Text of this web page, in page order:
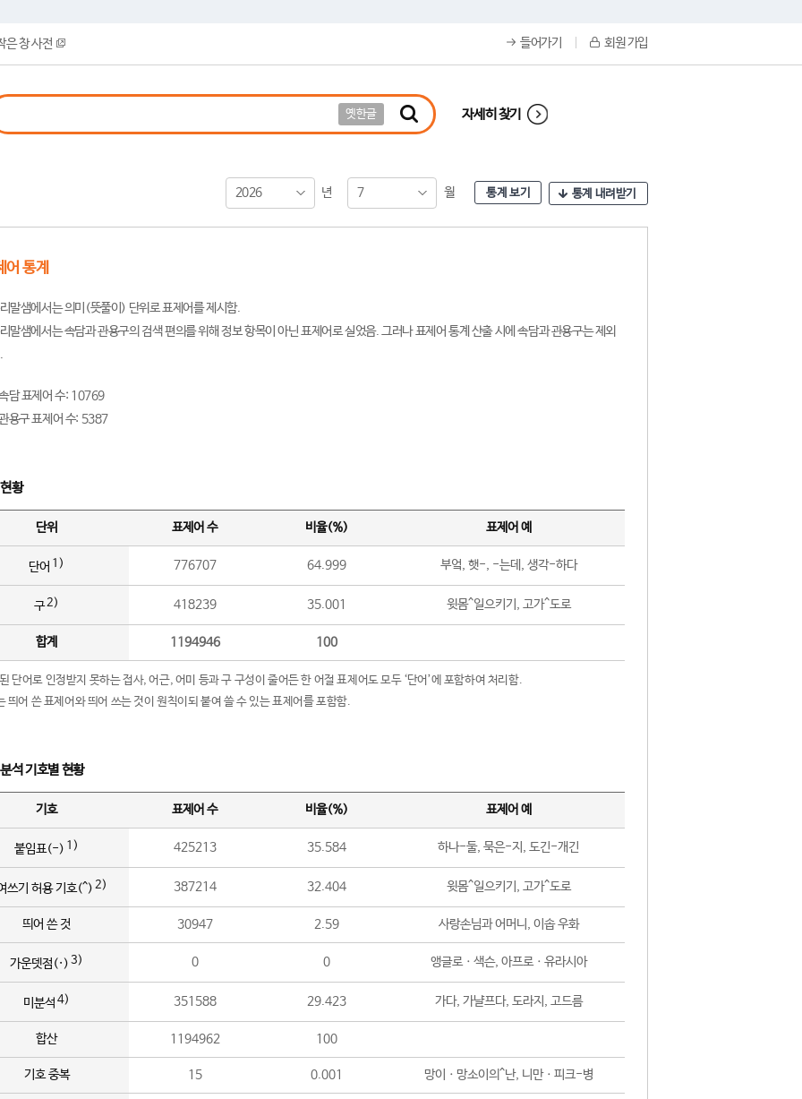
은 창 사전 들어가기 회원 가입
옛한글 자세히 찾기
2026 년 7 월 통계 보기 통계 내려받기
어 통계
말샘에서는 의미(뜻풀이) 단위로 표제어를 제시함.
말샘에서는 속담과 관용구의 검색 편의를 위해 정보 항목이 아닌 표제어로 실었음. 그러나 표제어 통계 산출 시에 속담과 관용구는 제외
담 표제어 수: 10769
용구 표제어 수: 5387
황
단위 표제어 수 비율(%) 표제어 예
단어 1) 776707 64.999 부엌, 햇-, -는데, 생각-하다
구2) 418239 35.001 윗몸^일으키기, 고가^도로
합계 1194946 100
단어로 인정받지 못하는 접사, 어근, 어미 등과 구 구성이 줄어든 한 어절 표제어도 모두 ‘단어’에 포함하여 처리함.
띄어 쓴 표제어와 띄어 쓰는 것이 원칙이되 붙여 쓸 수 있는 표제어를 포함함.
석 기호별 현황
기호 표제어 수 비율(%) 표제어 예
붙임표(-) 1) 425213 35.584 하나-둘, 묵은-지, 도긴-개긴
쓰기 허용 기호(^) 2) 387214 32.404 윗몸^일으키기, 고가^도로
띄어 쓴 것 30947 2.59 사랑손님과 어머니, 이솝 우화
가운뎃점(·) 3) 0 0 앵글로ㆍ색슨, 아프로ㆍ유라시아
미분석 4) 351588 29.423 가다, 가냘프다, 도라지, 고드름
합산 1194962 100
기호 중복 15 0.001 망이ㆍ망소이의^난, 니만ㆍ피크-병